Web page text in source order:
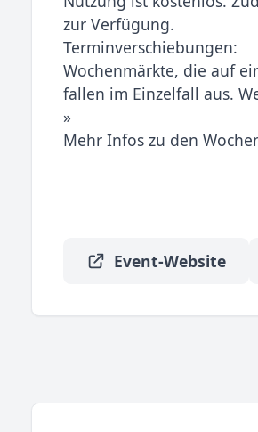
zur Verfügung.
Terminverschiebungen:
Wochenmärkte, die auf
fallen im Einzelfall aus.
»
Mehr Infos zu den
Event-Website